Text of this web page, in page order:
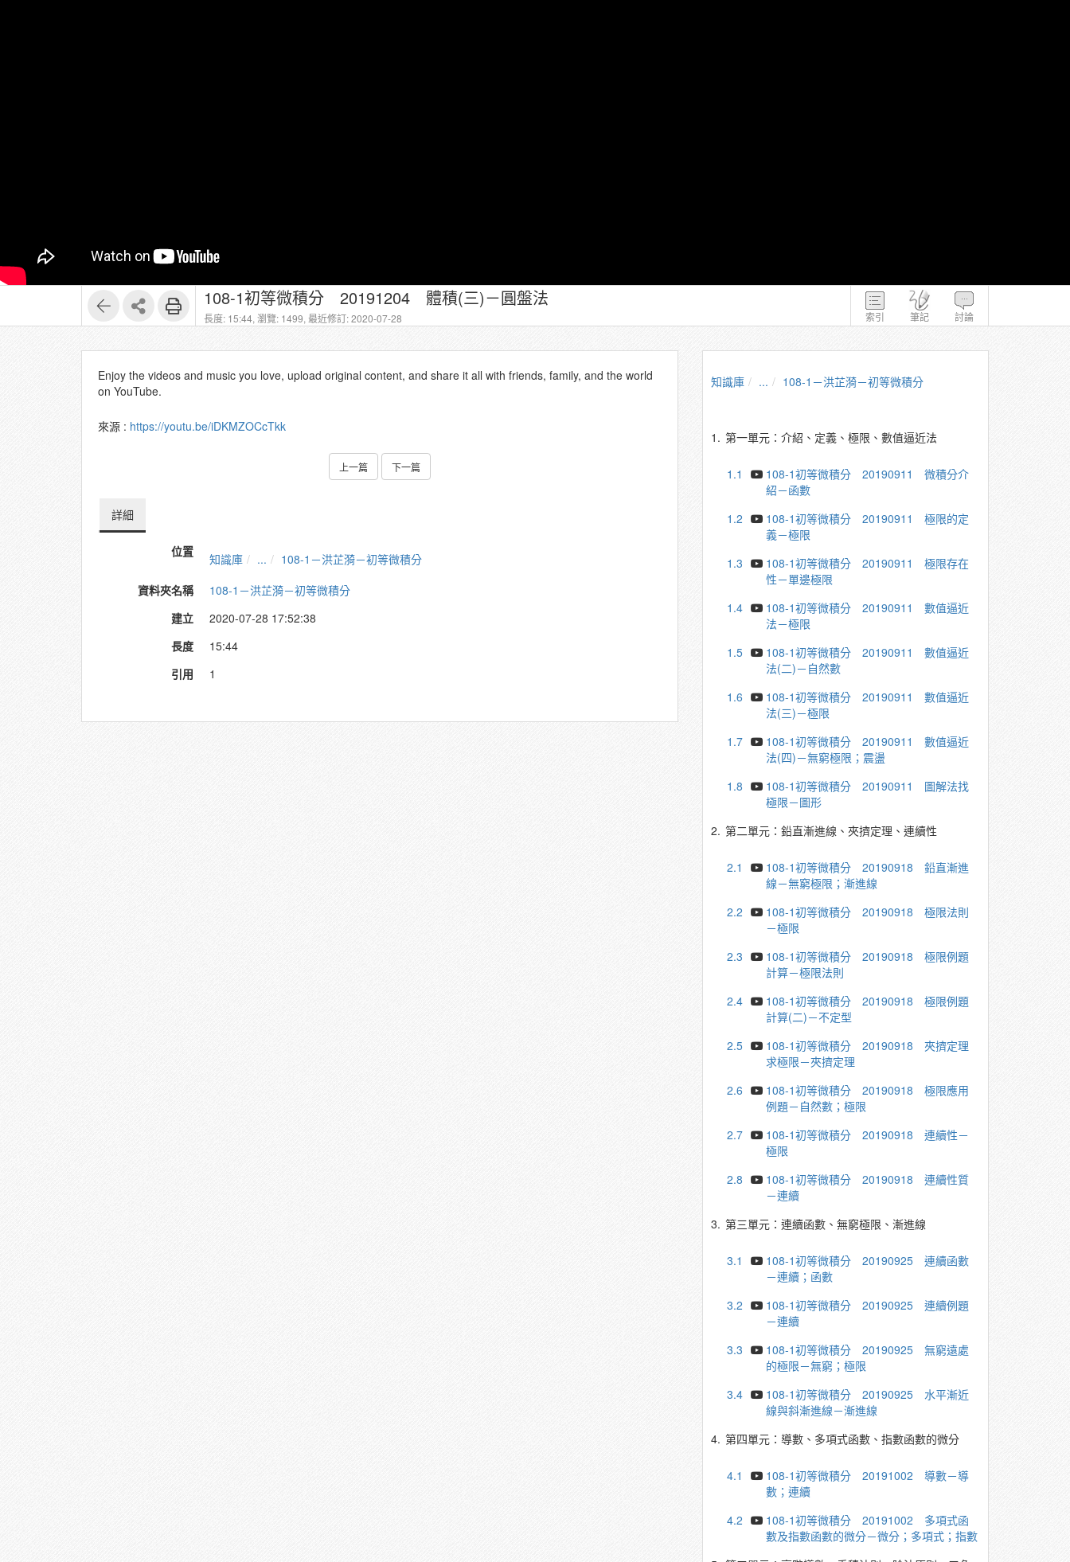
索引 筆記 討論
108-1初等微積分 20191204 體積(三)－圓盤法
長度: 15:44, 瀏覽: 1499, 最近修訂: 2020-07-28
Enjoy the videos and music you love, upload original content, and share it all with friends, family, and the world
on YouTube.
來源 : https://youtu.be/iDKMZOCcTkk
上一篇 下一篇
詳細
位置 知識庫 ...
108-1－洪芷漪－初等微積分
資料夾名稱
108-1－洪芷漪－初等微積分
建立
2020-07-28 17:52:38
長度
15:44
引用
1
知識庫 ... 108-1－洪芷漪－初等微積分
1. 第一單元：介紹、定義、極限、數值逼近法
1.1
108-1初等微積分 20190911 微積分介
紹－函數
1.2
108-1初等微積分 20190911 極限的定
義－極限
1.3
108-1初等微積分 20190911 極限存在
性－單邊極限
1.4
108-1初等微積分 20190911 數值逼近
法－極限
1.5
108-1初等微積分 20190911 數值逼近
法(二)－自然數
1.6
108-1初等微積分 20190911 數值逼近
法(三)－極限
1.7
108-1初等微積分 20190911 數值逼近
法(四)－無窮極限；震盪
1.8
108-1初等微積分 20190911 圖解法找
極限－圖形
2. 第二單元：鉛直漸進線、夾擠定理、連續性
2.1
108-1初等微積分 20190918 鉛直漸進
線－無窮極限；漸進線
2.2
108-1初等微積分 20190918 極限法則
－極限
2.3
108-1初等微積分 20190918 極限例題
計算－極限法則
2.4
108-1初等微積分 20190918 極限例題
計算(二)－不定型
2.5
108-1初等微積分 20190918 夾擠定理
求極限－夾擠定理
2.6
108-1初等微積分 20190918 極限應用
例題－自然數；極限
2.7
108-1初等微積分 20190918 連續性－
極限
2.8
108-1初等微積分 20190918 連續性質
－連續
3. 第三單元：連續函數、無窮極限、漸進線
3.1
108-1初等微積分 20190925 連續函數
－連續；函數
3.2
108-1初等微積分 20190925 連續例題
－連續
3.3
108-1初等微積分 20190925 無窮遠處
的極限－無窮；極限
3.4
108-1初等微積分 20190925 水平漸近
線與斜漸進線－漸進線
4. 第四單元：導數、多項式函數、指數函數的微分
4.1
108-1初等微積分 20191002 導數－導
數；連續
4.2
108-1初等微積分 20191002 多項式函
數及指數函數的微分－微分；多項式；指數